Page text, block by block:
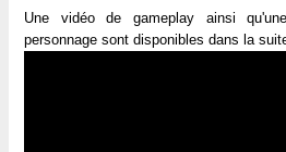
Une vidéo de gameplay ainsi
personnage sont disponibles dans la